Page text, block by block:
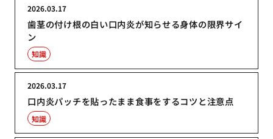
歯茎の付け根の白い口内炎が知らせる身体の限界サイ
ン
2026.03.17
知識
口内炎パッチを貼ったまま食事をするコツと注意点
2026.03.17
知識